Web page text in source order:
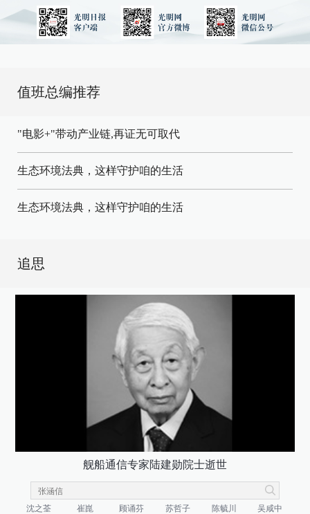
值班总编推荐
"电影+"带动产业链,再证无可取代
生态环境法典，这样守护咱的生活
生态环境法典，这样守护咱的生活
追思
舰船通信专家陆建勋院士逝世
沈之荃 崔崑 顾诵芬 苏哲子 陈毓川
吴咸中